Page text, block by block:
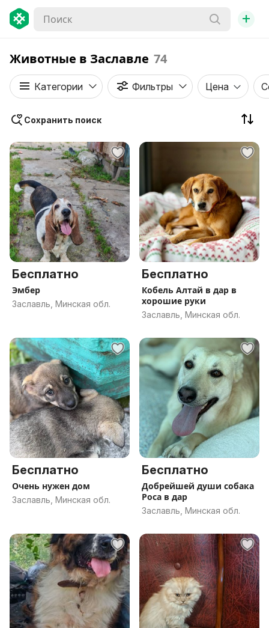
+
Животные в Заславле 74
Категории Фильтры Цена
Сохранить поиск
Бесплатно
Эмбер
Заславль, Минская обл.
Бесплатно
Кобель Алтай в дар в
хорошие руки
Заславль, Минская обл.
Бесплатно
Очень нужен дом
Заславль, Минская обл.
Бесплатно
Добрейшей души собака
Роса в дар
Заславль, Минская обл.